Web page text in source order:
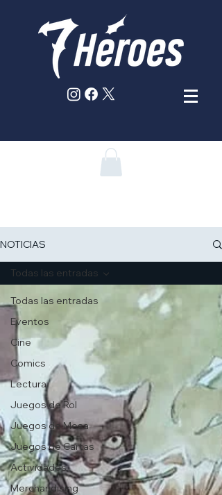
NOTICIAS
Todas las entradas
Eventos
Cine
Comics
Lectura
Juegos de Rol
Juegos de Mesa
Juegos de Cartas
Actividades
Merchandising
Todas las entradas